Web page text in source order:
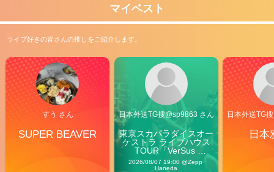
マイベスト
ライブ好きの皆さんの推しをご紹介します。
すう さん
SUPER BEAVER
日本外送TG搜@sp9863 さん
東京スカパラダイスオー
ケストラ ライブハウス
TOUR「VerSus
Carnival」
2026/08/07 19:00 @Zepp
Haneda
日本外送TG
日本